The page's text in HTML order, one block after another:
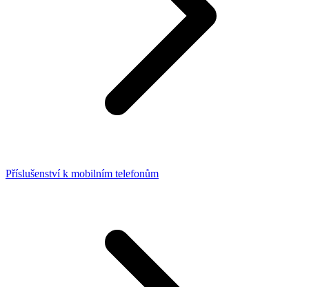
Příslušenství k mobilním telefonům